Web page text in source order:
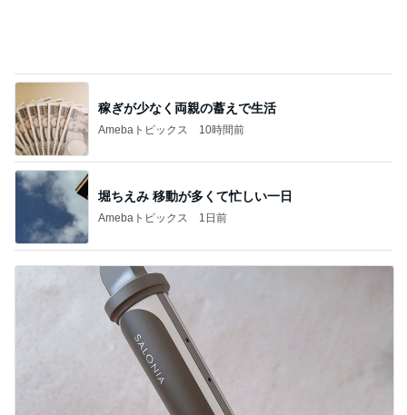
稼ぎが少なく両親の蓄えで生活
Amebaトピックス 10時間前
堀ちえみ 移動が多くて忙しい一日
Amebaトピックス 1日前